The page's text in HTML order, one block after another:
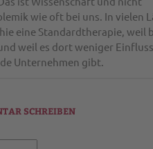
wie oft bei uns. In vielen
eine Standardtherapie, weil
weil es dort weniger
Unternehmen gibt.
SCHREIBEN